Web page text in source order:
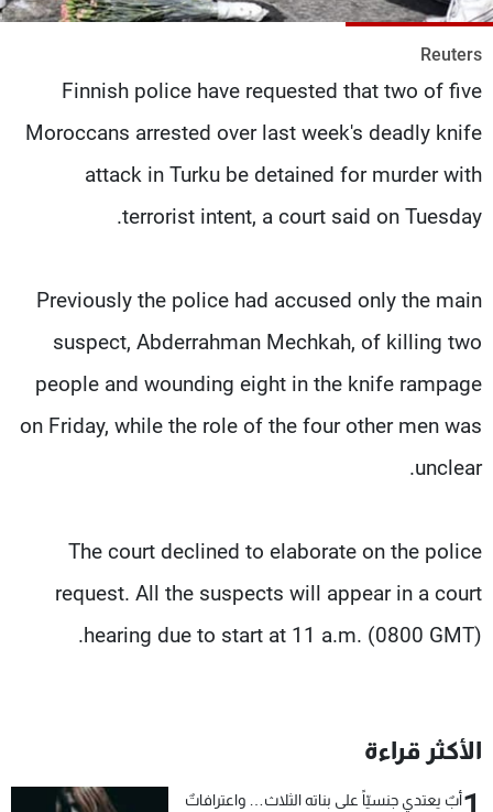
Reuters
Finnish police have requested that two of five
Moroccans arrested over last week's deadly knife
attack in Turku be detained for murder with
terrorist intent, a court said on Tuesday.
Previously the police had accused only the main
suspect, Abderrahman Mechkah, of killing two
people and wounding eight in the knife rampage
on Friday, while the role of the four other men was
unclear.
The court declined to elaborate on the police
request. All the suspects will appear in a court
hearing due to start at 11 a.m. (0800 GMT).
الأكثر قراءة
أبٌ يعتدي جنسيّاً على بناته الثلاث… واعترافاتٌ
الإنـتـاج
تواصل معنا
سياسة الخصوصية